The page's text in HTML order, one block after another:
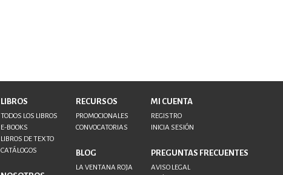
LIBROS
TODOS LOS LIBROS
E-BOOKS
LIBROS DE TEXTO
CATÁLOGOS
RECURSOS
PROMOCIONALES
CONVOCATORIAS
BLOG
LA VENTANA ROJA
MI CUENTA
REGISTRO
INICIA SESIÓN
PREGUNTAS FRECUENTES
AVISO LEGAL